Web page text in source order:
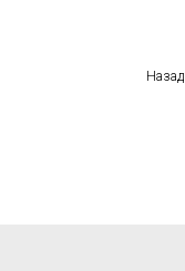
Назад